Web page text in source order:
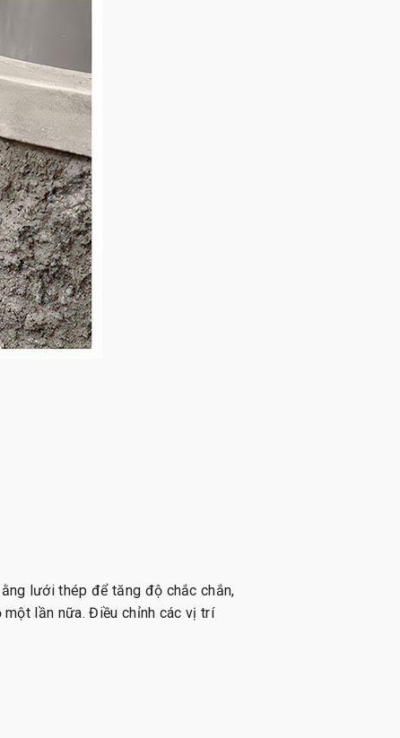
lưới thép để tăng độ chắc chắn,
lần nữa. Điều chỉnh các vị trí